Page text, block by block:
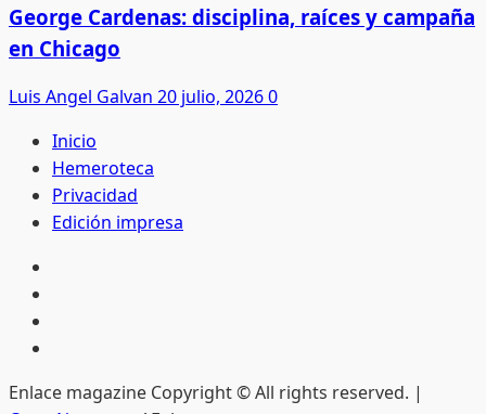
George Cardenas: disciplina, raíces y campaña
en Chicago
Luis Angel Galvan 20 julio, 20260
Inicio
Hemeroteca
Privacidad
Edición impresa
Enlace magazine Copyright © All rights reserved. |